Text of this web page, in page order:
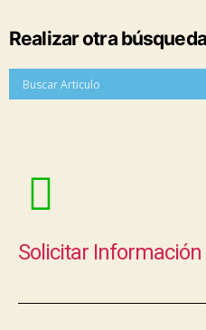
Realizar otra búsqueda
Solicitar Información